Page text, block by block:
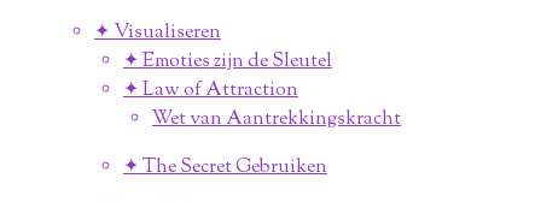
✦ Visualiseren
✦ Emoties zijn de Sleutel
✦ Law of Attraction
Wet van Aantrekkingskracht
✦ The Secret Gebruiken